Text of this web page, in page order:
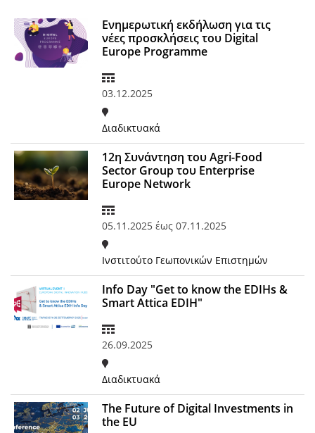
Ενημερωτική εκδήλωση για τις
νέες προσκλήσεις του Digital
Europe Programme
03.12.2025
Διαδικτυακά
12η Συνάντηση του Agri-Food
Sector Group του Enterprise
Europe Network
05.11.2025 έως 07.11.2025
Ινστιτούτο Γεωπονικών Επιστημών
Info Day "Get to know the EDIHs &
Smart Attica EDIH"
26.09.2025
Διαδικτυακά
The Future of Digital Investments in
the EU